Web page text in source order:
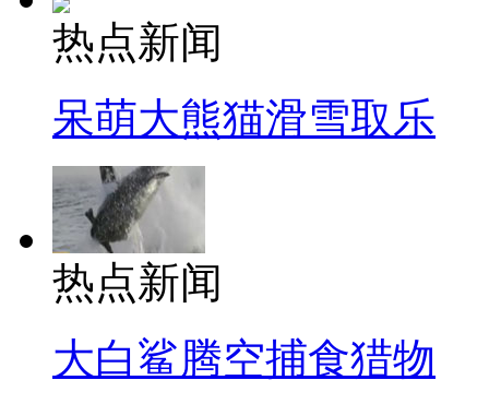
热点新闻
呆萌大熊猫滑雪取乐
热点新闻
大白鲨腾空捕食猎物